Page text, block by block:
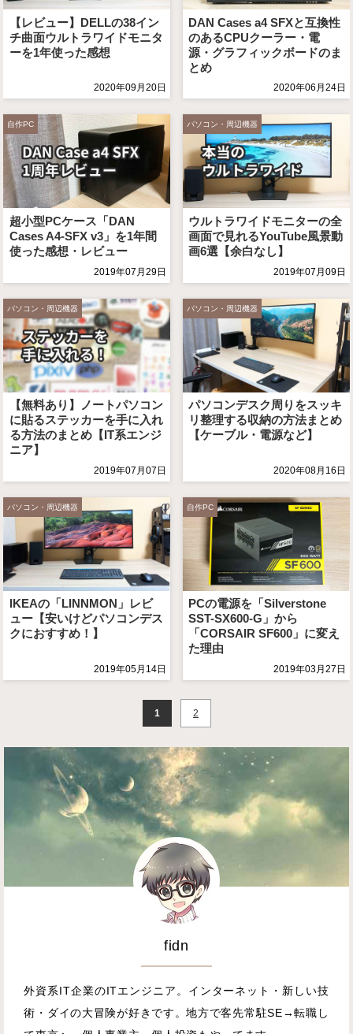
【レビュー】DELLの38イン
チ曲面ウルトラワイドモニタ
ーを1年使った感想
2020年09月20日
DAN Cases a4 SFXと互換性
のあるCPUクーラー・電
源・グラフィックボードのま
とめ
2020年06月24日
自作PC
超小型PCケース「DAN
Cases A4-SFX v3」を1年間
使った感想・レビュー
2019年07月29日
パソコン・周辺機器
ウルトラワイドモニターの全
画面で見れるYouTube風景動
画6選【余白なし】
2019年07月09日
パソコン・周辺機器
【無料あり】ノートパソコン
に貼るステッカーを手に入れ
る方法のまとめ【IT系エンジ
ニア】
2019年07月07日
パソコン・周辺機器
パソコンデスク周りをスッキ
リ整理する収納の方法まとめ
【ケーブル・電源など】
2020年08月16日
パソコン・周辺機器
IKEAの「LINNMON」レビ
ュー【安いけどパソコンデス
クにおすすめ！】
2019年05月14日
自作PC
PCの電源を「Silverstone
SST-SX600-G」から
「CORSAIR SF600」に変え
た理由
2019年03月27日
1 2
fidn
外資系IT企業のITエンジニア。インターネット・新しい技
術・ダイの大冒険が好きです。地方で客先常駐SE→転職し